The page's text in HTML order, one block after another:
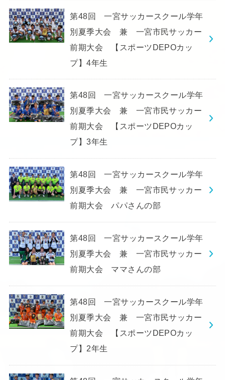
第48回 一宮サッカースクール学年
別夏季大会 兼 一宮市民サッカー
前期大会 【スポーツDEPOカッ
プ】4年生
第48回 一宮サッカースクール学年
別夏季大会 兼 一宮市民サッカー
前期大会 【スポーツDEPOカッ
プ】3年生
第48回 一宮サッカースクール学年
別夏季大会 兼 一宮市民サッカー
前期大会 パパさんの部
第48回 一宮サッカースクール学年
別夏季大会 兼 一宮市民サッカー
前期大会 ママさんの部
第48回 一宮サッカースクール学年
別夏季大会 兼 一宮市民サッカー
前期大会 【スポーツDEPOカッ
プ】2年生